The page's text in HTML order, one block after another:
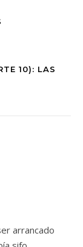
10): LAS
arrancado